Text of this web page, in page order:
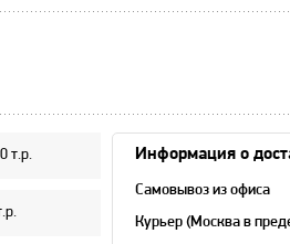
т.р. Информация о
Самовывоз из офиса
Курьер (Москва в